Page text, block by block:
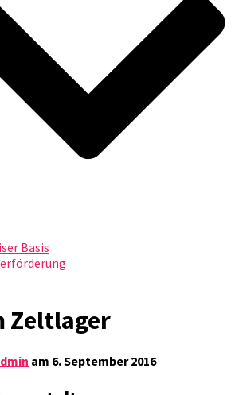
Basis
Zeltlager
am 6. September 2016